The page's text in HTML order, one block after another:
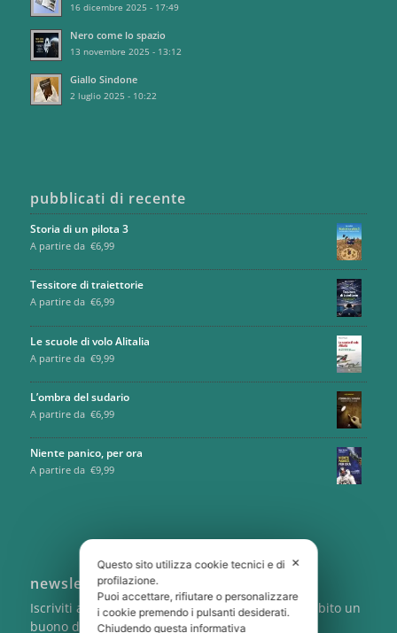
16 dicembre 2025 - 17:49
Nero come lo spazio
13 novembre 2025 - 13:12
Giallo Sindone
2 luglio 2025 - 10:22
pubblicati di recente
Storia di un pilota 3
A partire da €6,99
Tessitore di traiettorie
A partire da €6,99
Le scuole di volo Alitalia
A partire da €9,99
L’ombra del sudario
A partire da €6,99
Niente panico, per ora
A partire da €9,99
newsletter
Iscriviti alla newsletter di Cartabianca e ricevi subito un
buono del 5% sul tuo primo ordine
✕
Questo sito utilizza cookie tecnici e di
profilazione.
Puoi accettare, rifiutare o personalizzare
i cookie premendo i pulsanti desiderati.
Chiudendo questa informativa